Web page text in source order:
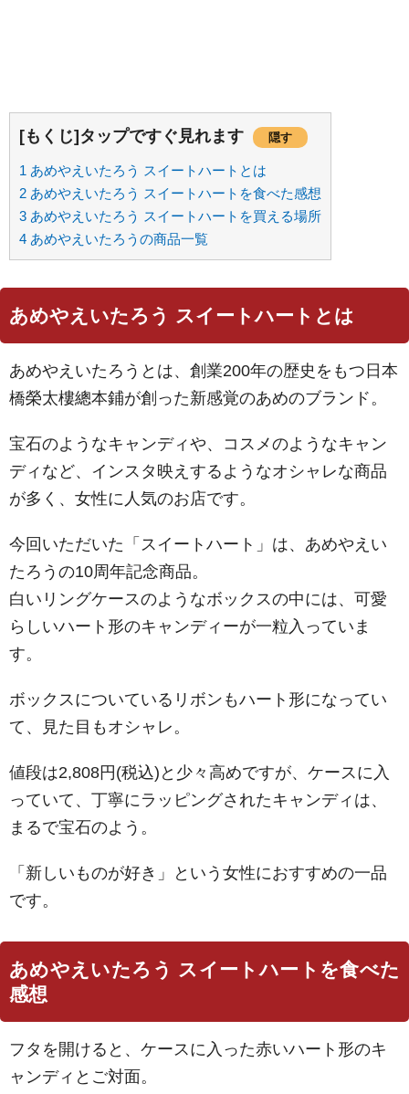
[もくじ]タップですぐ見れます 隠す
1 あめやえいたろう スイートハートとは
2 あめやえいたろう スイートハートを食べた感想
3 あめやえいたろう スイートハートを買える場所
4 あめやえいたろうの商品一覧
あめやえいたろう スイートハートとは
あめやえいたろうとは、創業200年の歴史をもつ日本
橋榮太樓總本鋪が創った新感覚のあめのブランド。
宝石のようなキャンディや、コスメのようなキャン
ディなど、インスタ映えするようなオシャレな商品
が多く、女性に人気のお店です。
今回いただいた「スイートハート」は、あめやえい
たろうの10周年記念商品。
白いリングケースのようなボックスの中には、可愛
らしいハート形のキャンディーが一粒入っていま
す。
ボックスについているリボンもハート形になってい
て、見た目もオシャレ。
値段は2,808円(税込)と少々高めですが、ケースに入
っていて、丁寧にラッピングされたキャンディは、
まるで宝石のよう。
「新しいものが好き」という女性におすすめの一品
です。
あめやえいたろう スイートハートを食べた
感想
フタを開けると、ケースに入った赤いハート形のキ
ャンディとご対面。